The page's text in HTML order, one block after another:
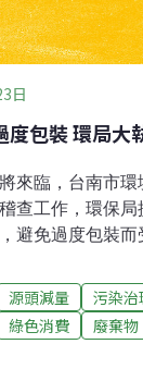
日
度包裝 環局大
來臨，台南市
查工作，環保
避免過度包裝
署更積極鼓勵業
生」的綠色設計
減量」的觀念。
源頭減量 污染治
綠色消費 廢棄物